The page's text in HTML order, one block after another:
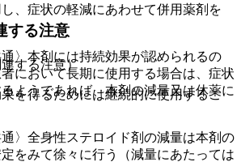
、症状の軽減にあわせて併用薬剤を
〉本剤には持続効果が認められるの
において長期に使用する場合は、症状
ようであれば、本剤の減量又は休薬に
〉全身性ステロイド剤の減量は本剤の
をみて徐々に行う（減量にあたっては
する注意
する注意）
を得るためには継続的に使用するこ